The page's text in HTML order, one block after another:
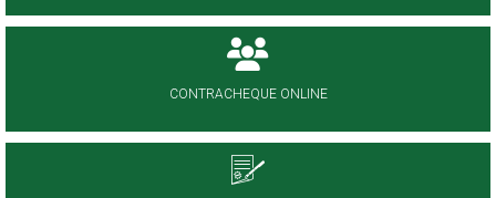
CONTRACHEQUE ONLINE